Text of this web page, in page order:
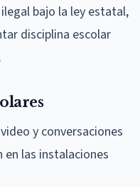
bajo la ley estatal,
disciplina escolar
y conversaciones
en las instalaciones